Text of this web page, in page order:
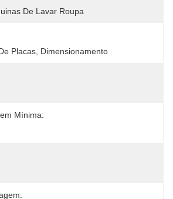
De Lavar Roupa
Placas, Dimensionamento
Mínima: